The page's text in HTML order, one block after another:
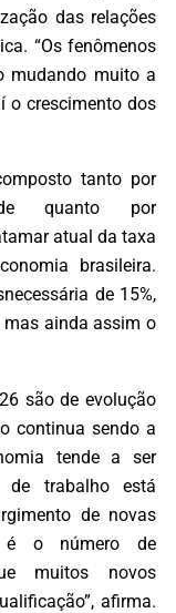
das relações
“Os fenômenos
mudando muito a
o crescimento dos
tanto por
quanto por
atual da taxa
brasileira.
de 15%,
mas ainda assim o
são de evolução
continua sendo a
tende a ser
de trabalho está
de novas
é o número de
muitos novos
afirma.